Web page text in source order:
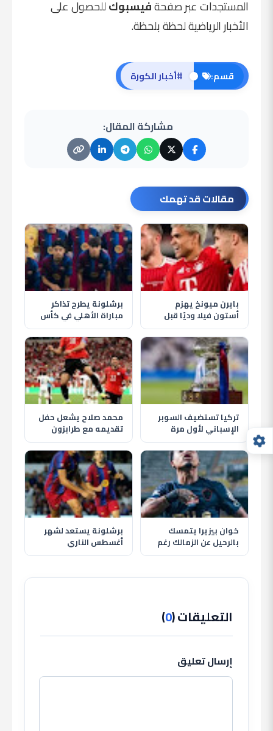
المستجدات عبر صفحةفيسبوكللحصول على
الأخبار الرياضية لحظة بلحظة.
قسم: #أخبار الكورة
مشاركة المقال:
مقالات قد تهمك
بايرن ميونخ يهزم
أستون فيلا وديًا قبل
انطلاق الموسم الجديد
برشلونة يطرح تذاكر
مباراة الأهلي في كأس
خوان جامبر قبل موقعة
كامب نو
تركيا تستضيف السوبر
الإسباني لأول مرة
بمشاركة برشلونة
وريال مدريد
محمد صلاح يشعل حفل
تقديمه مع طرابزون
سبور وسط استقبال
تاريخي للجماهير
خوان بيزيرا يتمسك
بالرحيل عن الزمالك رغم
قرار النادي وغموض
برشلونة يستعد لشهر
أغسطس الناري
بمواجهة الأهلي وظهور
التعليقات (0
)
إرسال تعليق